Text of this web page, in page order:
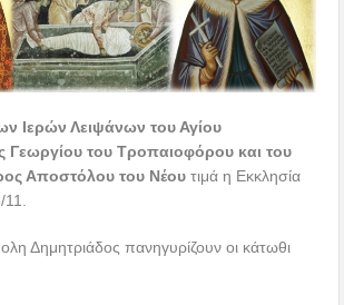
Ιερών Λειψάνων του Αγίου
Γεωργίου του Τροπαιοφόρου και του
Αποστόλου του Νέουτιμά η Εκκλησία
Δημητριάδος πανηγυρίζουν οι κάτωθι